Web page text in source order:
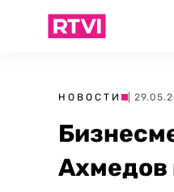
НОВОСТИ |
Ахмедов